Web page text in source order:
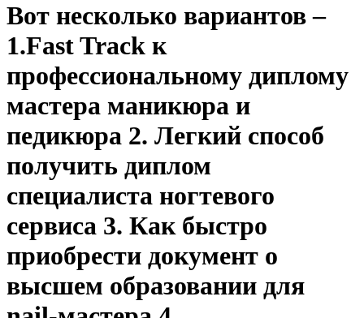
Вот несколько вариантов –
1.Fast Track к
профессиональному диплому
мастера маникюра и
педикюра 2. Легкий способ
получить диплом
специалиста ногтевого
сервиса 3. Как быстро
приобрести документ о
высшем образовании для